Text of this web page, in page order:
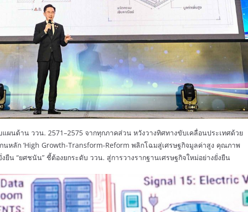
แผนด้าน ววน. 2571–2575 จากทุกภาคส่วน หวังวางทิศทางขับเคลื่อนประเทศด้วย
หลัก ‘High Growth-Transform-Reform พลิกโฉมสู่เศรษฐกิจมูลค่าสูง คุณภาพ
น “ยศชนัน” ชี้ต้องยกระดับ ววน. สู่การวางรากฐานเศรษฐกิจใหม่อย่างยั่งยืน